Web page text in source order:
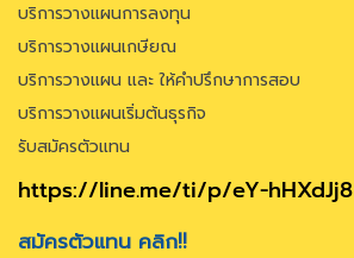
บริการวางแผนการลงทุน
บริการวางแผนเกษียณ
บริการวางแผน และ ให้คำปรึกษาการสอบ
บริการวางแผนเริ่มต้นธุรกิจ
รับสมัครตัวแทน
https://line.me/ti/p/eY-hHXdJj8
สมัครตัวแทน คลิก!!